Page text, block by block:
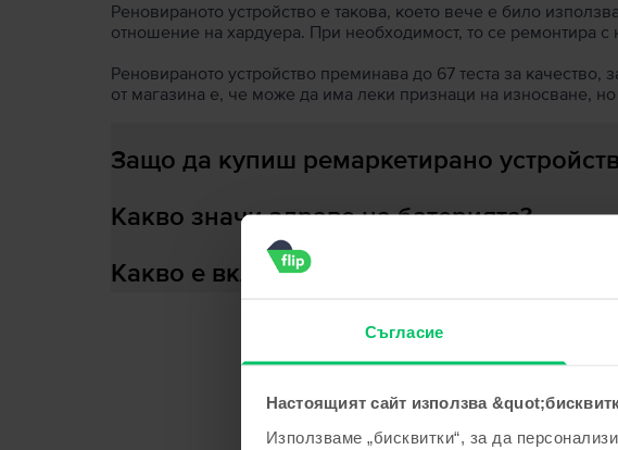
Съгласие
Настоящият сайт използва
Използваме „бисквитки“, за да
Реновираното устройство е такова, което вече е било
отношение на хардуера. При необходимост, то се ремонтира с
Реновираното устройство преминава до 67 теста за
от магазина е, че може да има леки признаци на износване,
Защо да купиш ремаркетирано
Какво значи здраве на батерията?
Какво е включено в кутията?
Сходни